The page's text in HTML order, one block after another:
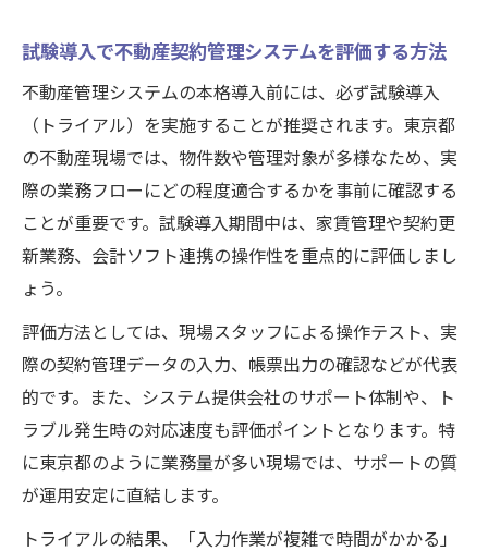
試験導入で不動産契約管理システムを評価する方法
不動産管理システムの本格導入前には、必ず試験導入
（トライアル）を実施することが推奨されます。東京都
の不動産現場では、物件数や管理対象が多様なため、実
際の業務フローにどの程度適合するかを事前に確認する
ことが重要です。試験導入期間中は、家賃管理や契約更
新業務、会計ソフト連携の操作性を重点的に評価しまし
ょう。
評価方法としては、現場スタッフによる操作テスト、実
際の契約管理データの入力、帳票出力の確認などが代表
的です。また、システム提供会社のサポート体制や、ト
ラブル発生時の対応速度も評価ポイントとなります。特
に東京都のように業務量が多い現場では、サポートの質
が運用安定に直結します。
トライアルの結果、「入力作業が複雑で時間がかかる」